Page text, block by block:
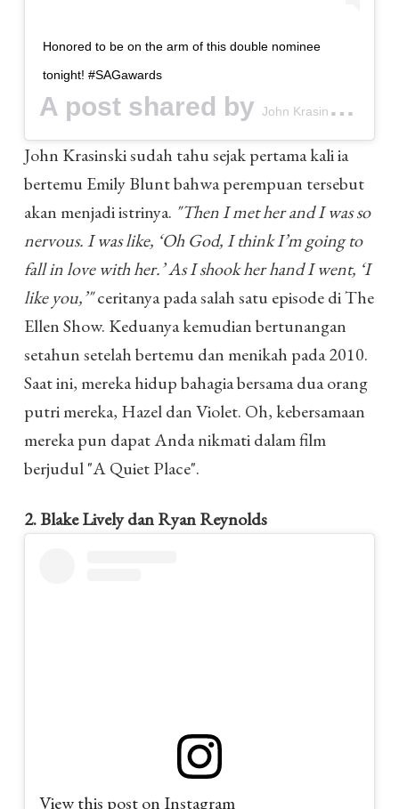
Honored to be on the arm of this double nominee
tonight! #SAGawards
A post shared by John Krasinski
John Krasinski sudah tahu sejak pertama kali ia
bertemu Emily Blunt bahwa perempuan tersebut
akan menjadi istrinya. "Then I met her and I was so
nervous. I was like, ‘Oh God, I think I’m going to
fall in love with her.’ As I shook her hand I went, ‘I
like you,’"ceritanya pada salah satu episode di The
Ellen Show. Keduanya kemudian bertunangan
setahun setelah bertemu dan menikah pada 2010.
Saat ini, mereka hidup bahagia bersama dua orang
putri mereka, Hazel dan Violet. Oh, kebersamaan
mereka pun dapat Anda nikmati dalam film
berjudul "A Quiet Place".
2. Blake Lively dan Ryan Reynolds
View this post on Instagram